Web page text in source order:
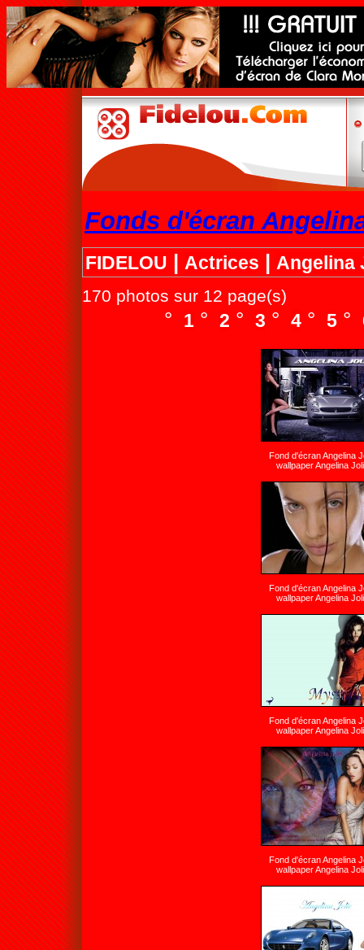
Fonds d'écran
FIDELOU | Actrices | Angelina
170 photos sur 12 page(s)
° 1 ° 2 ° 3 ° 4 ° 5 °
Fond d'écran Angelina
wallpaper Angelina
Fond d'écran Angelina
wallpaper Angelina
Fond d'écran Angelina
wallpaper Angelina
Fond d'écran Angelina
wallpaper Angelina